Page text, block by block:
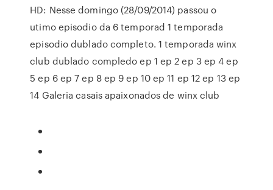
HD: Nesse domingo (28/09/2014) passou o
utimo episodio da 6 temporad 1 temporada
episodio dublado completo. 1 temporada winx
club dublado compledo ep 1 ep 2 ep 3 ep 4 ep
5 ep 6 ep 7 ep 8 ep 9 ep 10 ep 11 ep 12 ep 13 ep
14 Galeria casais apaixonados de winx club